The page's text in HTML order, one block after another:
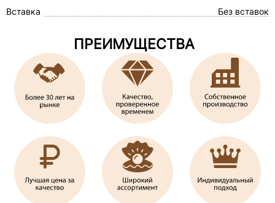
Вставка Без вставок
ПРЕИМУЩЕСТВА